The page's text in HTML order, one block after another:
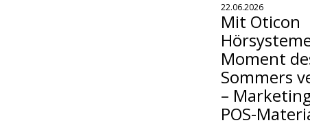
22.06.2026
Mit Oticon
Moment
Sommers
–
POS-